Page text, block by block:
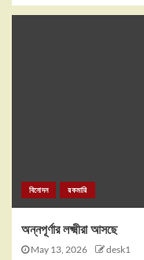
বিনোদন রকমারি
অন্নপূর্ণার লক্ষ্মীরা আসছে
May 13, 2026 desk1